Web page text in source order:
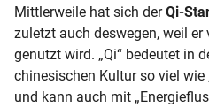
Mittlerweile hat sich derQi-
zuletzt auch deswegen, weil
genutzt wird. „Qi“ bedeutet in
chinesischen Kultur so viel wie
und kann auch mit